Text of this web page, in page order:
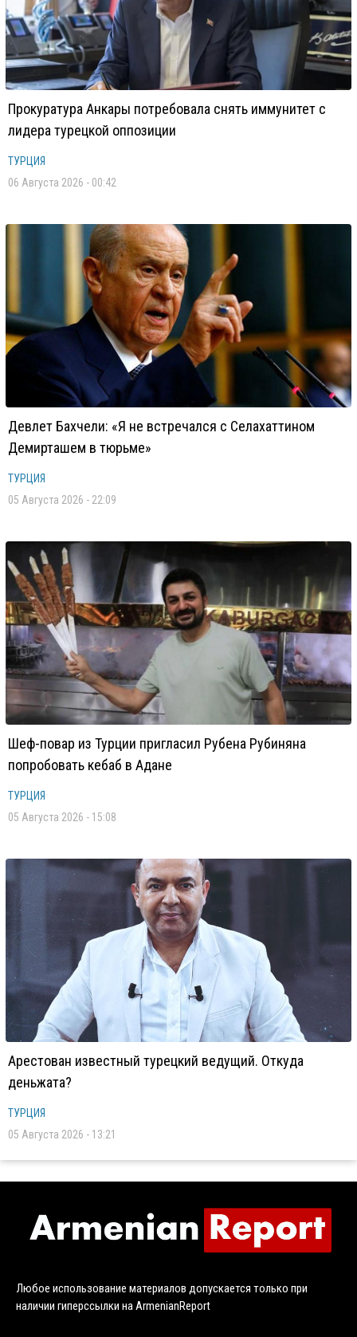
Прокуратура Анкары потребовала снять иммунитет с
лидера турецкой оппозиции
ТУРЦИЯ
06 Августа 2026 - 00:42
Девлет Бахчели: «Я не встречался с Селахаттином
Демирташем в тюрьме»
ТУРЦИЯ
05 Августа 2026 - 22:09
Шеф-повар из Турции пригласил Рубена Рубиняна
попробовать кебаб в Адане
ТУРЦИЯ
05 Августа 2026 - 15:08
Арестован известный турецкий ведущий. Откуда
деньжата?
ТУРЦИЯ
05 Августа 2026 - 13:21
Любое использование материалов допускается только при
наличии гиперссылки на ArmenianReport